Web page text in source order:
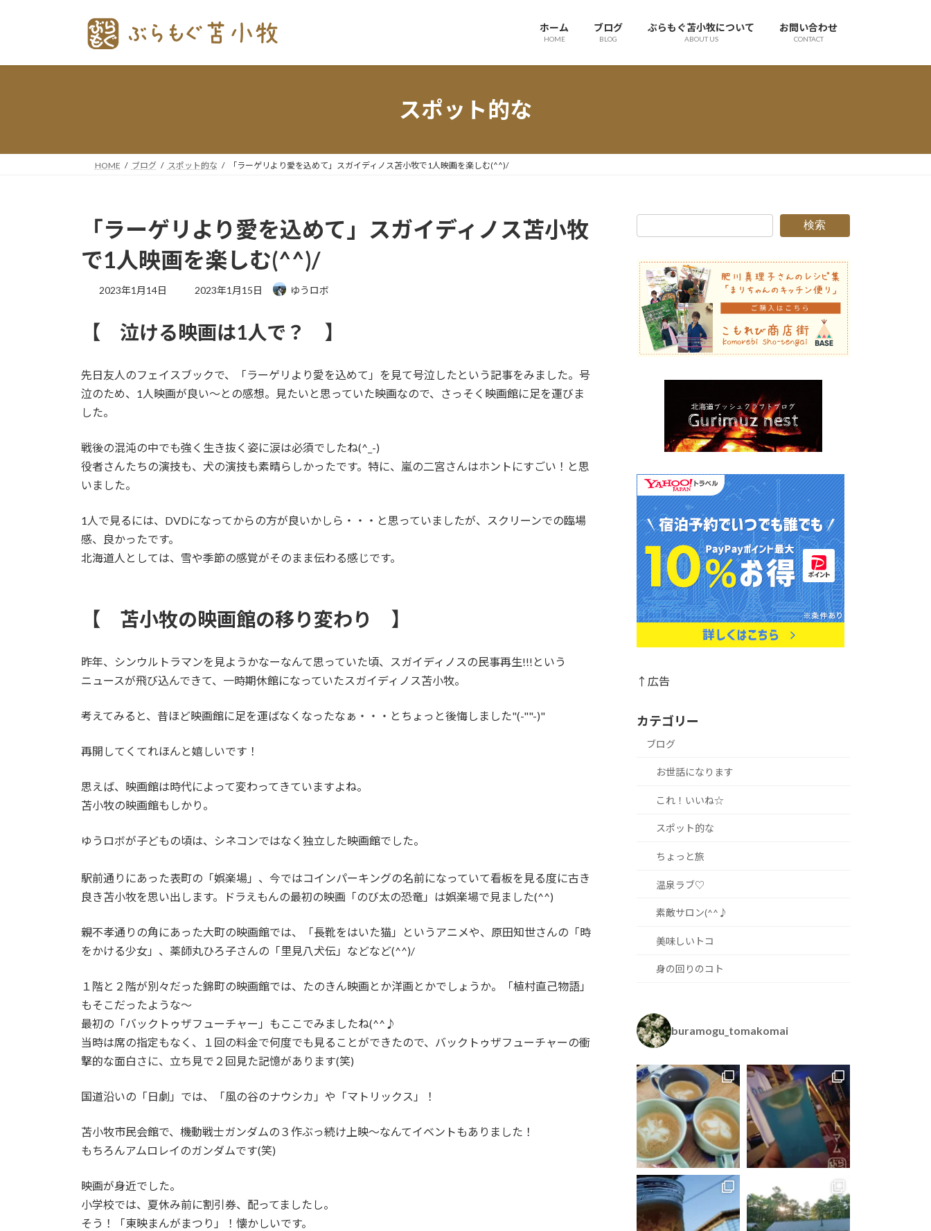
ホーム
HOME
ブログ
BLOG
ぶらもぐ苫小牧について
ABOUT US
お問い合わせ
CONTACT
スポット的な
HOME ブログ スポット的な 「ラーゲリより愛を込めて」スガイディノス苫小牧で1人映画を楽しむ(^^)/
「ラーゲリより愛を込めて」スガイディノス苫小牧
で1人映画を楽しむ(^^)/
2023年1月14日
最
新
日
2023年1月15日 ゆうロボ
【 泣ける映画は1人で？ 】
先日友人のフェイスブックで、「ラーゲリより愛を込めて」を見て号泣したという記事をみました。号
泣のため、1人映画が良い～との感想。見たいと思っていた映画なので、さっそく映画館に足を運びま
した。
戦後の混沌の中でも強く生き抜く姿に涙は必須でしたね(^_-)
役者さんたちの演技も、犬の演技も素晴らしかったです。特に、嵐の二宮さんはホントにすごい！と思
いました。
1人で見るには、DVDになってからの方が良いかしら・・・と思っていましたが、スクリーンでの臨場
感、良かったです。
北海道人としては、雪や季節の感覚がそのまま伝わる感じです。
【 苫小牧の映画館の移り変わり 】
昨年、シンウルトラマンを見ようかなーなんて思っていた頃、スガイディノスの民事再生!!!という
ニュースが飛び込んできて、一時期休館になっていたスガイディノス苫小牧。
考えてみると、昔ほど映画館に足を運ばなくなったなぁ・・・とちょっと後悔しました"(-""-)"
再開してくてれほんと嬉しいです！
思えば、映画館は時代によって変わってきていますよね。
苫小牧の映画館もしかり。
ゆうロボが子どもの頃は、シネコンではなく独立した映画館でした。
駅前通りにあった表町の「娯楽場」、今ではコインパーキングの名前になっていて看板を見る度に古き
良き苫小牧を思い出します。ドラえもんの最初の映画「のび太の恐竜」は娯楽場で見ました(^^)
親不孝通りの角にあった大町の映画館では、「長靴をはいた猫」というアニメや、原田知世さんの「時
をかける少女」、薬師丸ひろ子さんの「里見八犬伝」などなど(^^)/
１階と２階が別々だった錦町の映画館では、たのきん映画とか洋画とかでしょうか。「植村直己物語」
もそこだったような～
最初の「バックトゥザフューチャー」もここでみましたね(^^♪
当時は席の指定もなく、１回の料金で何度でも見ることができたので、バックトゥザフューチャーの衝
撃的な面白さに、立ち見で２回見た記憶があります(笑)
国道沿いの「日劇」では、「風の谷のナウシカ」や「マトリックス」！
苫小牧市民会館で、機動戦士ガンダムの３作ぶっ続け上映～なんてイベントもありました！
もちろんアムロレイのガンダムです(笑)
映画が身近でした。
小学校では、夏休み前に割引券、配ってましたし。
そう！「東映まんがまつり」！懐かしいです。
検索
↑広告
カテゴリー
ブログ
お世話になります
これ！いいね☆
スポット的な
ちょっと旅
温泉ラブ♡
素敵サロン(^^♪
美味しいトコ
身の回りのコト
buramogu_tomakomai